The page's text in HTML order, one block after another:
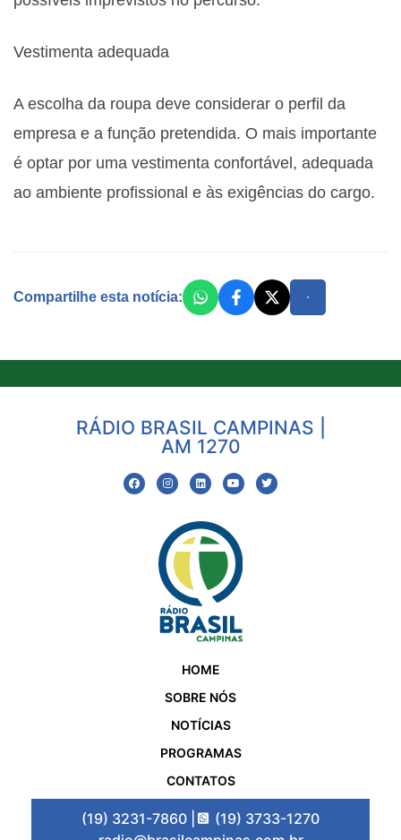
Vestimenta adequada
A escolha da roupa deve considerar o perfil da
empresa e a função pretendida. O mais importante
é optar por uma vestimenta confortável, adequada
ao ambiente profissional e às exigências do cargo.
Compartilhe esta notícia:
RÁDIO BRASIL CAMPINAS |
AM 1270
HOME
SOBRE NÓS
NOTÍCIAS
PROGRAMAS
CONTATOS
(19) 3231-7860 |
(19) 3733-1270